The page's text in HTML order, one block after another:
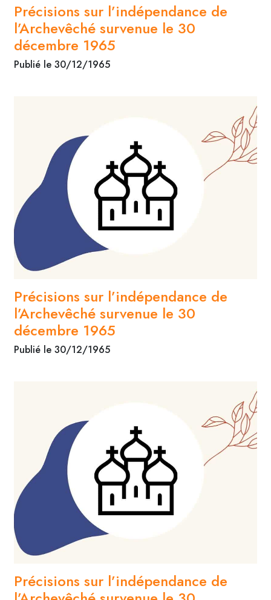
Précisions sur l’indépendance de
l’Archevêché survenue le 30
décembre 1965
Publié le 30/12/1965
Précisions sur l’indépendance de
l’Archevêché survenue le 30
décembre 1965
Publié le 30/12/1965
Précisions sur l’indépendance de